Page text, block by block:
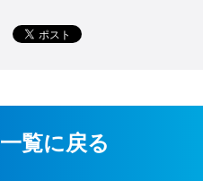
一覧に戻る